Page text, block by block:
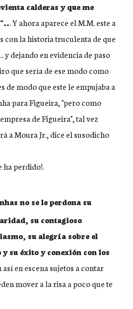
calderas y que me
. Y ahora aparece el M.M. este a
con la historia truculenta de que
y dejando en evidencia de paso
que sería de ese modo como
de modo que este le empujaba a
para Figueira, "pero como
de Figueira", tal vez
a Moura Jr., dice el susodicho
ha perdido!.
no se le perdona su
su contagioso
su alegría sobre el
y su éxito y conexión con los
así en escena sujetos a contar
mover a la risa a poco que te